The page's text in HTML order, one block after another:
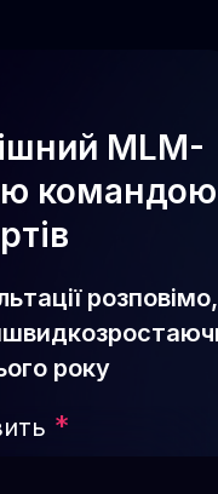
MLM-
командою
року
*